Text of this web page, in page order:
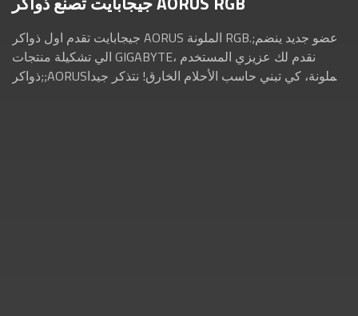
جيجابايت تقدم اول ذواكر AORUS الملونة RGB.;عضو جديد ينضم
الي تشكيلة منتجات GIGABYTE، نقدم لك عزيزي المستخدم
ذواكر;;AORUSالملونة، كي تبني حاسب الأحلام الخارق! نتذكر جيدا